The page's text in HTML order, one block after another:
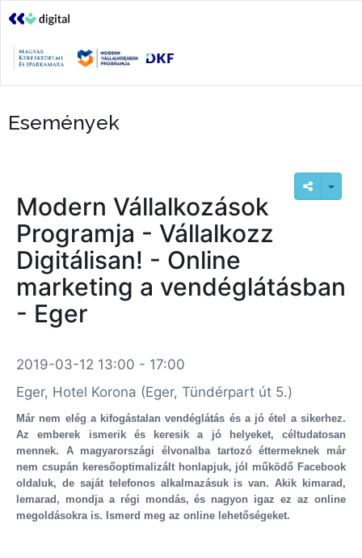
Események
Modern Vállalkozások
Programja - Vállalkozz
Digitálisan! - Online
marketing a vendéglátásban
- Eger
2019-03-12 13:00 - 17:00
Eger, Hotel Korona (Eger, Tündérpart út 5.)
Már nem elég a kifogástalan vendéglátás és a jó étel a sikerhez.
Az emberek ismerik és keresik a jó helyeket, céltudatosan
mennek. A magyarországi élvonalba tartozó éttermeknek már
nem csupán keresőoptimalizált honlapjuk, jól működő Facebook
oldaluk, de saját telefonos alkalmazásuk is van. Akik kimarad,
lemarad, mondja a régi mondás, és nagyon igaz ez az online
megoldásokra is. Ismerd meg az online lehetőségeket.